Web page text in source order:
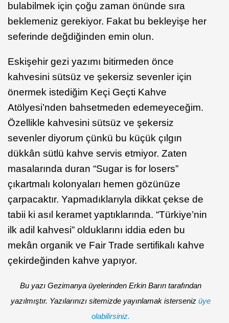
bulabilmek için çoğu zaman önünde sıra
beklemeniz gerekiyor. Fakat bu bekleyişe her
seferinde değdiğinden emin olun.
Eskişehir gezi yazımı bitirmeden önce
kahvesini sütsüz ve şekersiz sevenler için
önermek istediğim Keçi Geçti Kahve
Atölyesi’nden bahsetmeden edemeyeceğim.
Özellikle kahvesini sütsüz ve şekersiz
sevenler diyorum çünkü bu küçük çılgın
dükkân sütlü kahve servis etmiyor. Zaten
masalarında duran “Sugar is for losers”
çıkartmalı kolonyaları hemen gözünüze
çarpacaktır. Yapmadıklarıyla dikkat çekse de
tabii ki asıl keramet yaptıklarında. “Türkiye’nin
ilk adil kahvesi” olduklarını iddia eden bu
mekân organik ve Fair Trade sertifikalı kahve
çekirdeğinden kahve yapıyor.
Bu yazı Gezimanya üyelerinden Erkin Barın tarafından
yazılmıştır. Yazılarınızı sitemizde yayınlamak isterseniz üye
olabilirsiniz.